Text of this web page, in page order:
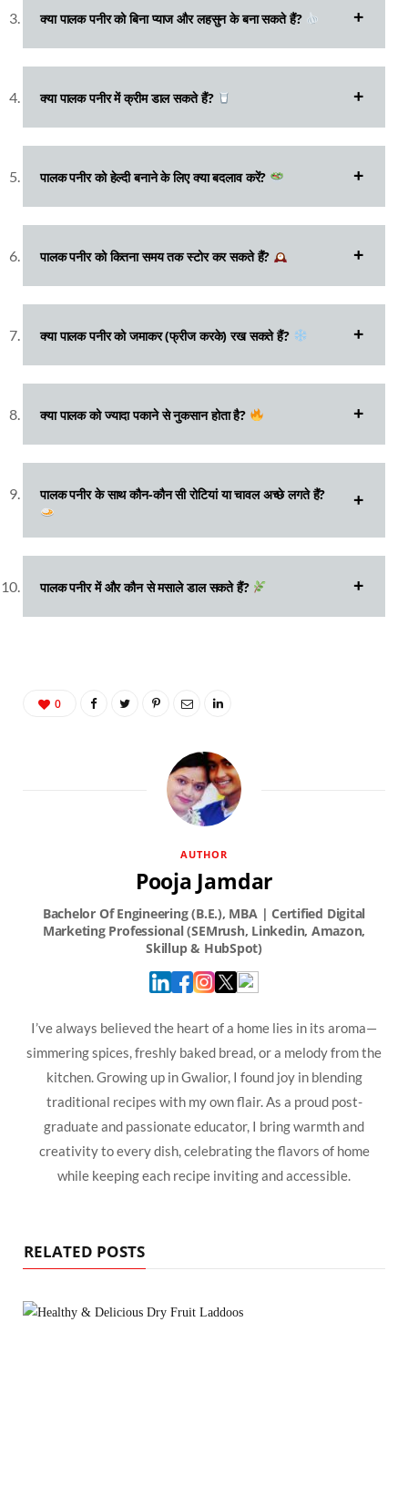
क्या पालक पनीर को बिना प्याज और लहसुन के बना सकते हैं?
क्या पालक पनीर में क्रीम डाल सकते हैं?
पालक पनीर को हेल्दी बनाने के लिए क्या बदलाव करें?
पालक पनीर को कितना समय तक स्टोर कर सकते हैं?
क्या पालक पनीर को जमाकर (फ्रीज करके) रख सकते हैं?
क्या पालक को ज्यादा पकाने से नुकसान होता है?
पालक पनीर के साथ कौन-कौन सी रोटियां या चावल अच्छे लगते हैं?
पालक पनीर में और कौन से मसाले डाल सकते हैं?
0
AUTHOR
Pooja Jamdar
I’ve always believed the heart of a home lies in its aroma—
simmering spices, freshly baked bread, or a melody from the
kitchen. Growing up in Gwalior, I found joy in blending
traditional recipes with my own flair. As a proud post-
graduate and passionate educator, I bring warmth and
creativity to every dish, celebrating the flavors of home
while keeping each recipe inviting and accessible.
RELATED POSTS